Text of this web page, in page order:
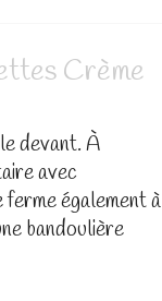
Crème
devant. À
avec
également à
bandoulière